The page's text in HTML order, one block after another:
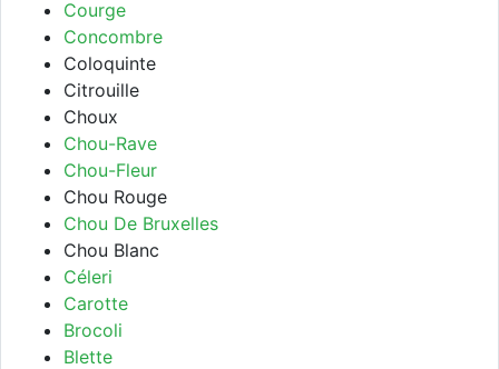
Courge
Concombre
Coloquinte
Citrouille
Choux
Chou-Rave
Chou-Fleur
Chou Rouge
Chou De Bruxelles
Chou Blanc
Céleri
Carotte
Brocoli
Blette